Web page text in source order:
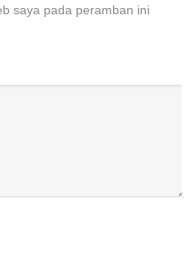
saya pada peramban ini